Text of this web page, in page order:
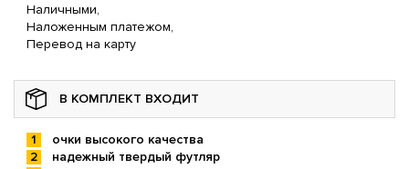
Наличными,
Наложенным платежом,
Перевод на карту
В КОМПЛЕКТ ВХОДИТ
очки высокого качества
надежный твердый футляр